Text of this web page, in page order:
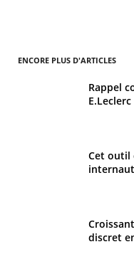
ENCORE PLUS D'ARTICLES
Rappel
Cet outil
discret